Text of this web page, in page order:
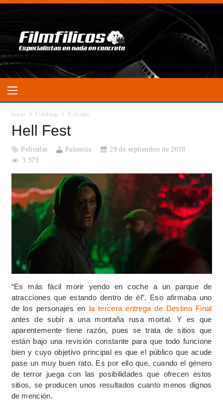
Inicio Filmblog Películas
Hell Fest
Películas Palomiix
29 de septiembre de 2018
3.371
“Es más fácil morir yendo en coche a un parque de
atracciones que estando dentro de él”. Eso afirmaba uno
de los personajes en la tercera entrega de Destino Final
antes de subir a una montaña rusa mortal. Y es que
aparentemente tiene razón, pues se trata de sitios que
están bajo una revisión constante para que todo funcione
bien y cuyo objetivo principal es que el público que acude
pase un muy buen rato. Es por ello que, cuando el género
de terror juega con las posibilidades que ofrecen estos
sitios, se producen unos resultados cuanto menos dignos
de mención.